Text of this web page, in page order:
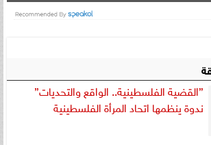
”القضية الفلسطينية.. الواقع والتحديات”
ندوة ينظمها اتحاد المرأة الفلسطينية